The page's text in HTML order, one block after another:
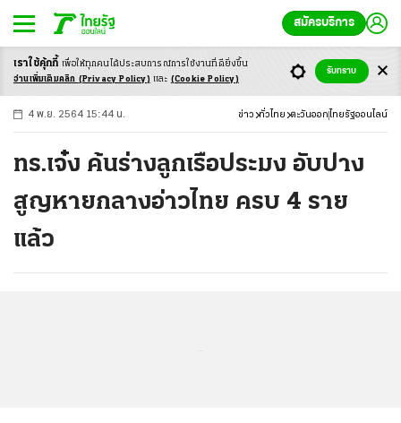
สมัครบริการ
-ก ก ก+
4 พ.ย. 2564 15:44 น. ข่าว ทั่วไทย ตะวันออก ไทยรัฐออนไลน์
ทร.เจ๋ง ค้นร่างลูกเรือประมง อับปาง
สูญหายกลางอ่าวไทย ครบ 4 ราย
แล้ว
เราใช้คุ้กกี้ เพื่อให้ทุกคนได้ประสบการณ์การใช้งานที่ดียิ่งขึ้น
อ่านเพิ่มเติมคลิก (Privacy Policy) และ (Cookie Policy)
รับทราบ